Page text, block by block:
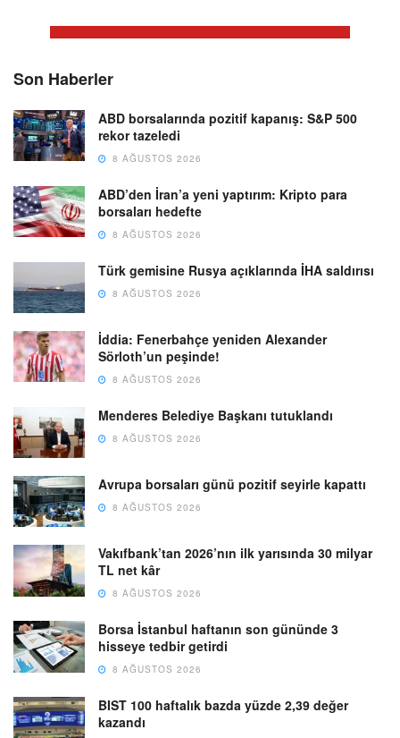
Son Haberler
ABD borsalarında pozitif kapanış: S&P 500
rekor tazeledi
8 AĞUSTOS 2026
ABD’den İran’a yeni yaptırım: Kripto para
borsaları hedefte
8 AĞUSTOS 2026
Türk gemisine Rusya açıklarında İHA saldırısı
8 AĞUSTOS 2026
İddia: Fenerbahçe yeniden Alexander
Sörloth’un peşinde!
8 AĞUSTOS 2026
Menderes Belediye Başkanı tutuklandı
8 AĞUSTOS 2026
Avrupa borsaları günü pozitif seyirle kapattı
8 AĞUSTOS 2026
Vakıfbank’tan 2026’nın ilk yarısında 30 milyar
TL net kâr
8 AĞUSTOS 2026
Borsa İstanbul haftanın son gününde 3
hisseye tedbir getirdi
8 AĞUSTOS 2026
BIST 100 haftalık bazda yüzde 2,39 değer
kazandı